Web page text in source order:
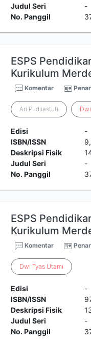
Judul Seri
-
No. Panggil
ESPS
Kurikulum
Komentar
Ari Pudjiastuti Dwi
Edisi
-
ISBN/ISSN
Deskripsi Fisik
Judul Seri
-
No. Panggil
ESPS
Kurikulum
Komentar
Dwi Tyas Utami
Edisi
-
ISBN/ISSN
Deskripsi Fisik
Judul Seri
-
No. Panggil